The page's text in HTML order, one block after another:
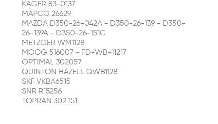
KAGER 83-0137
MAPCO 26629
MAZDA D350-26-042A - D350-26-139 - D350-
26-139A - D350-26-151C
METZGER WM1128
MOOG 516007 - FD-WB-11217
OPTIMAL 302057
QUINTON HAZELL QWB1128
SKF VKBA6515
SNR R15256
TOPRAN 302 151